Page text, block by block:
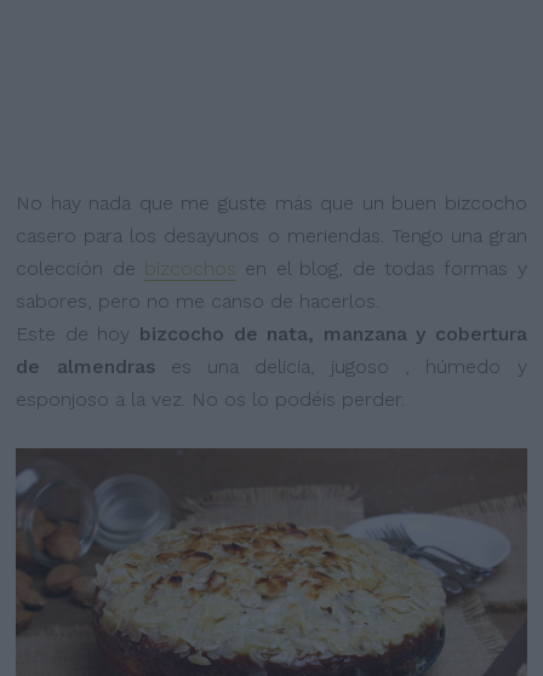
No hay nada que me guste más que un buen bizcocho
casero para los desayunos o meriendas. Tengo una gran
colección de bizcochos en el blog, de todas formas y
sabores, pero no me canso de hacerlos.
Este de hoy bizcocho de nata, manzana y cobertura
de almendrases una delicia, jugoso , húmedo y
esponjoso a la vez. No os lo podéis perder.